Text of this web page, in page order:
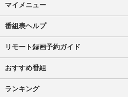
マイメニュー
番組表ヘルプ
リモート録画予約ガイド
おすすめ番組
ランキング